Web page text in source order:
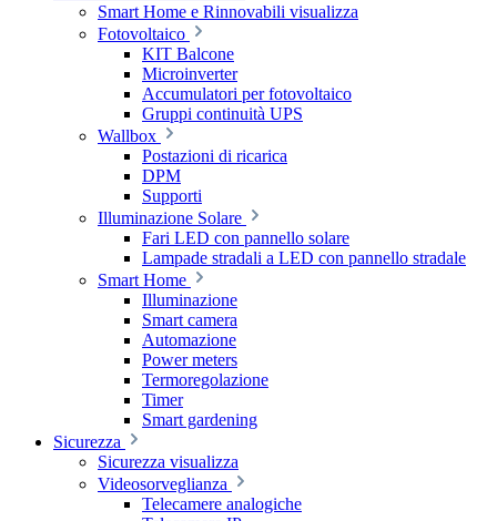
Smart Home e Rinnovabili visualizza
Fotovoltaico
KIT Balcone
Microinverter
Accumulatori per fotovoltaico
Gruppi continuità UPS
Wallbox
Postazioni di ricarica
DPM
Supporti
Illuminazione Solare
Fari LED con pannello solare
Lampade stradali a LED con pannello stradale
Smart Home
Illuminazione
Smart camera
Automazione
Power meters
Termoregolazione
Timer
Smart gardening
Sicurezza
Sicurezza visualizza
Videosorveglianza
Telecamere analogiche